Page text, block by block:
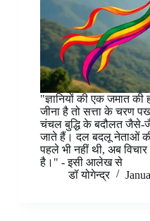
"ज्ञानियों की एक जमात
जीना है तो सत्ता के चरण
चंचल बुद्धि के बदौलत जैसे-
जाते हैं। दल बदलू नेताओं
पहले भी नहीं थी, अब
है।" - इसी आलेख से
डॉ योगेन्द्र